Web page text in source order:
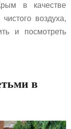
в качестве
воздуха,
и посмотреть
в